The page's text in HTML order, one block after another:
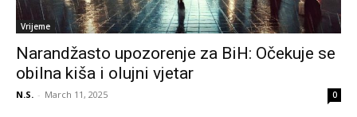
Vrijeme
Narandžasto upozorenje za BiH: Očekuje se
obilna kiša i olujni vjetar
N.S. - March 11, 2025 0